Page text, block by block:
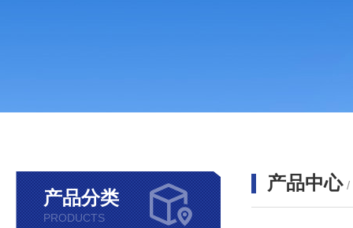
产品分类
PRODUCTS
产品中心 /